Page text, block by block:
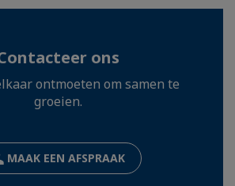
ons
ontmoeten om samen te
groeien.
MAAK EEN AFSPRAAK